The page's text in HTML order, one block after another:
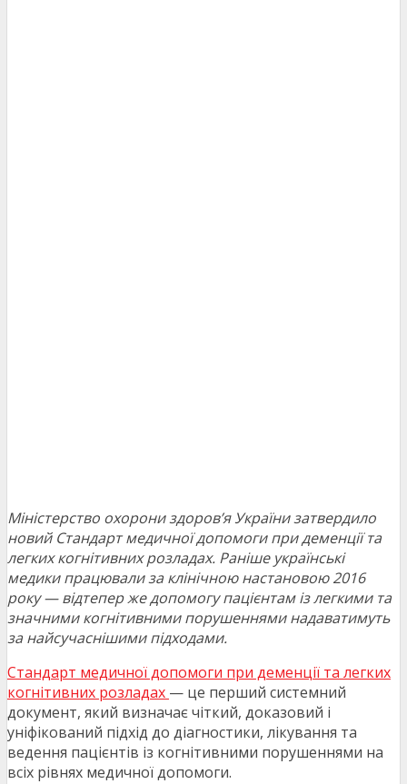
Міністерство охорони здоров’я України затвердило
новий Стандарт медичної допомоги при деменції та
легких когнітивних розладах. Раніше українські
медики працювали за клінічною настановою 2016
року — відтепер же допомогу пацієнтам із легкими та
значними когнітивними порушеннями надаватимуть
за найсучаснішими підходами.
Стандарт медичної допомоги при деменції та легких
когнітивних розладах — це перший системний
документ, який визначає чіткий, доказовий і
уніфікований підхід до діагностики, лікування та
ведення пацієнтів із когнітивними порушеннями на
всіх рівнях медичної допомоги.